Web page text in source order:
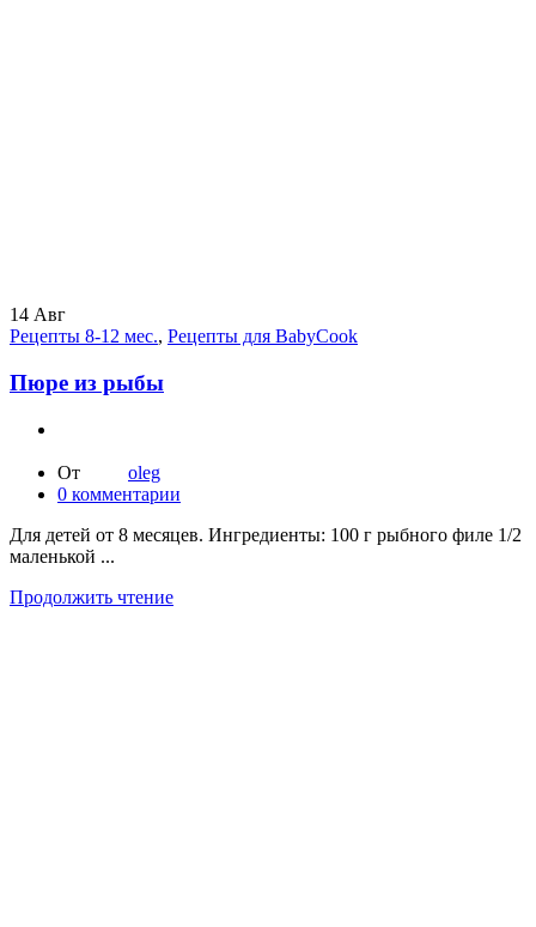
14 Авг
Рецепты 8-12 мес., Рецепты для BabyCook
Пюре из рыбы
От
oleg
0 комментарии
Для детей от 8 месяцев. Ингредиенты: 100 г рыбного филе 1/2
маленькой ...
Продолжить чтение